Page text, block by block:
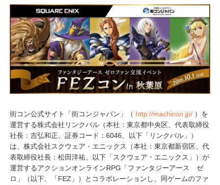
2
0
1
6
街コン公式サイト「街コンジャパン」（ http://machicon.jp/ ）を
運営する株式会社リンクバル（本社：東京都中央区、代表取締役
社長：吉弘和正、証券コード：6046、以下「リンクバル」）
は、株式会社スクウェア・エニックス（本社：東京都新宿区、代
表取締役社長：松田洋祐、以下「スクウェア・エニックス」）が
運営するアクションオンラインRPG「ファンタジーアース ゼ
ロ」（以下、「FEZ」）とコラボレーションし、同ゲームのファ